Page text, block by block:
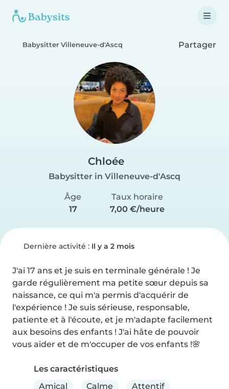
Babysitter Villeneuve-d'Ascq Partager
Chloée
Babysitter in Villeneuve-d'Ascq
Âge
17
Taux horaire
7,00 €/heure
Dernière activité : Il y a 2 mois
J'ai 17 ans et je suis en terminale générale ! Je
garde régulièrement ma petite sœur depuis sa
naissance, ce qui m'a permis d'acquérir de
l'expérience ! Je suis sérieuse, responsable,
patiente et à l'écoute, et je m'adapte facilement
aux besoins des enfants ! J'ai hâte de pouvoir
vous aider et de m'occuper de vos enfants !🌸
Les caractéristiques
Amical
Calme Attentif